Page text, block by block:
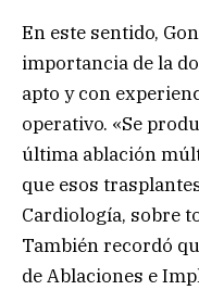
En este sentido,
importancia de la
apto y con
operativo. «Se
última ablación
que esos
Cardiología, sobre
También recordó
de Ablaciones e